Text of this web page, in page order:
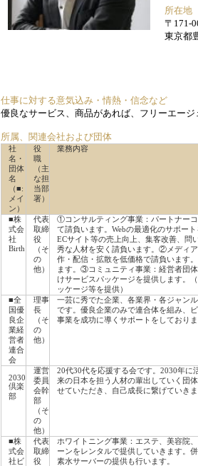
所在地
〒171-
東京都
仕事に対する意気込み・情熱・信念など
優良なサービス、商品があれば、フリーエー
所属、関連会社および団体
社
名・
団体
名
（■:
メイ
ン）
役
職
（主
な担
当部
署）
業務内容
■株
式会
社
Birth
代表
取締
役
（そ
の
他）
①コンサルティング事業：パートナー
て請負います。Webの最適化のサポー
ECサイト等の売上向上、集客改善、問
秀な人材を安く請負います。②メディ
作・配信・拡散を低価格で請負います
ます。③コミュニティ事業：経営者団
けサービスパッケージを提供します。
ッケージ等を提供）
■全
国優
良企
業経
営者
連合
会
理事
長
（そ
の
他）
一芸に秀でた企業、各業界・各ジャン
です。優良企業のみで連合体を組み、
事業を成功に導くサポートをしており
2030
倶楽
部
運営
委員
会幹
部
（そ
の
他）
20代30代を応援する会です。2030年に
来の日本を担う人材の輩出していく団
せていただき、自己成長に繋げていき
■株
式会
社ビ
代表
取締
役
ホワイトニング事業：エステ、美容院
ーンをレンタルで提供していきます。
素水サーバーの提供も行います。